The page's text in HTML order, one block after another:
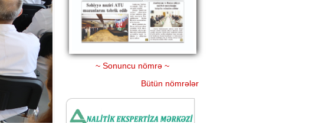
~ Sonuncu nömrə ~
Bütün nömrələr